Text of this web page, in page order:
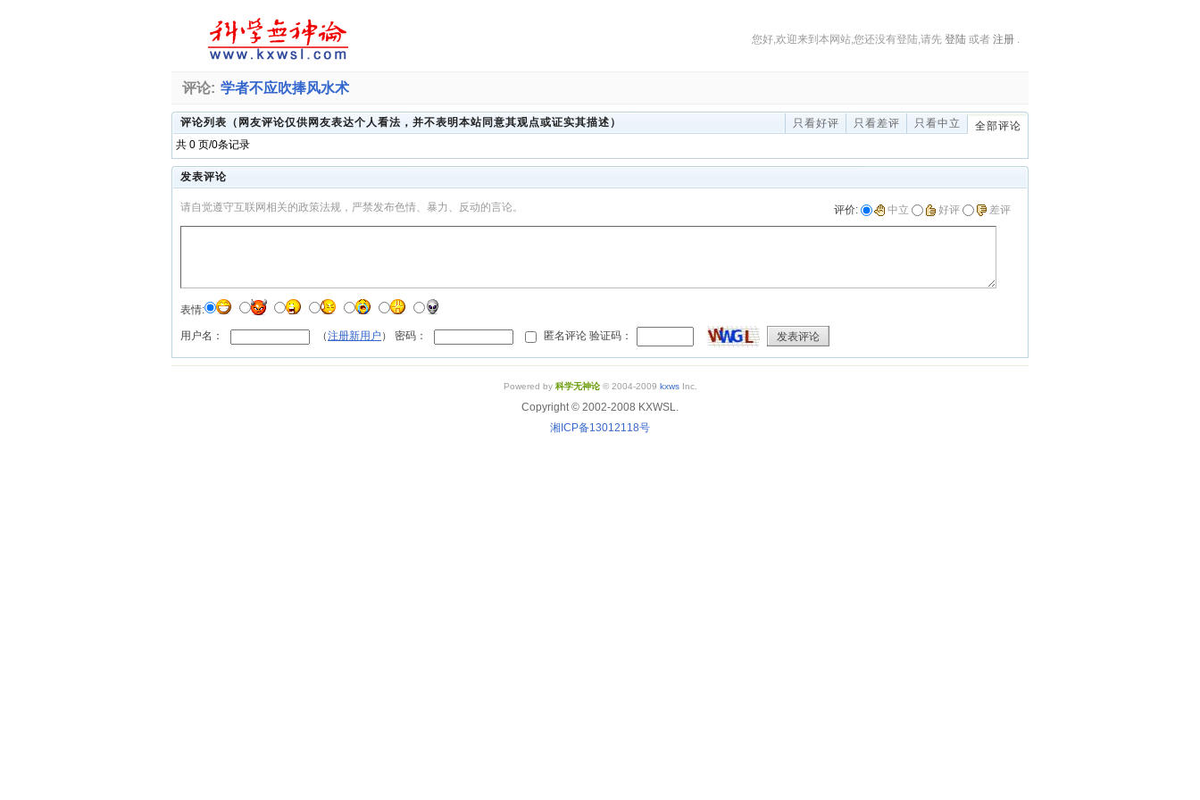
您好,欢迎来到本网站,您还没有登陆,请先 登陆 或者 注册 .
评论: 学者不应吹捧风水术
评论列表（网友评论仅供网友表达个人看法，并不表明本站同意其观点或证实其描述） 只看好评 只看差评 只看中立
全部评论
共 0 页/0条记录
发表评论
请自觉遵守互联网相关的政策法规，严禁发布色情、暴力、反动的言论。 评价: 中立 好评 差评
表情:
用户名： （注册新用户 ） 密码： 匿名评论 验证码： 发表评论
Powered by 科学无神论© 2004-2009 kxwsInc.
Copyright © 2002-2008 KXWSL.
湘ICP备13012118号